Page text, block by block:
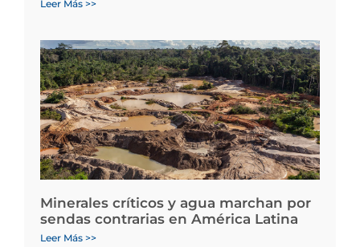
Leer Más >>
Minerales críticos y agua marchan por
sendas contrarias en América Latina
Leer Más >>